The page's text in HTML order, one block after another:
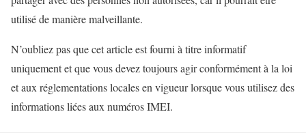
utilisé de manière malveillante.
N’oubliez pas que cet article est fourni à titre informatif
uniquement et que vous devez toujours agir conformément à la loi
et aux réglementations locales en vigueur lorsque vous utilisez des
informations liées aux numéros IMEI.